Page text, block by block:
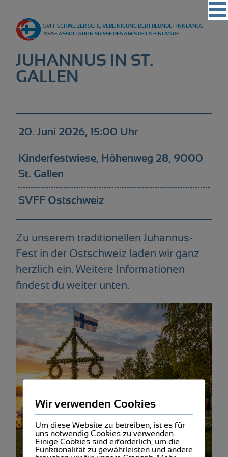
JUHANNUS IN ST.
GALLEN
SVFFSCHWEIZERISCHE VEREINIGUNG DER FREUNDE FINNLANDS
ASAFASSOCIATION SUISSE DES AMIS DE LA FINLANDE
Regionalgruppen
Events
Magazin
Kontakt
20. Juni 2026, 15:00 Uhr
Kinderfestwiese, Höhenweg 28, 9000
St. Gallen
SVFF Ostschweiz
Zu unserem traditionellen Juhannus-
Fest in der Ostschweiz laden wir ganz
herzlich ein. Weitere Informationen
findest du weiter unten.
Wir verwenden Cookies
Um diese Website zu betreiben, ist es für
uns notwendig Cookies zu verwenden.
Einige Cookies sind erforderlich, um die
Funktionalität zu gewährleisten und andere